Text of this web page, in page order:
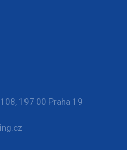
197 00 Praha 19